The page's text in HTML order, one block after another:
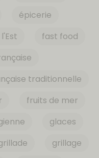
épicerie
fast food
traditionnelle
fruits de mer
glaces
grillage